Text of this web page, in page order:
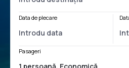
Data de plecare
Pasageri